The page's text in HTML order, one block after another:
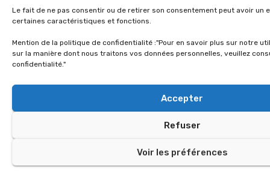
Le fait de ne pas consentir ou de retirer son consentement peut avoir un
certaines caractéristiques et fonctions.
Mention de la politique de confidentialité :"Pour en savoir plus sur notre
sur la manière dont nous traitons vos données personnelles, veuillez
confidentialité."
Accepter
Refuser
Voir les préférences